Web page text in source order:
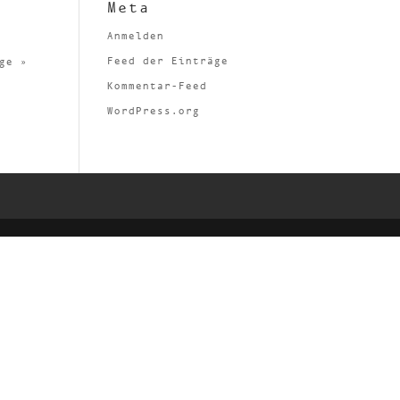
»
Meta
Anmelden
Feed der Einträge
Kommentar-Feed
WordPress.org